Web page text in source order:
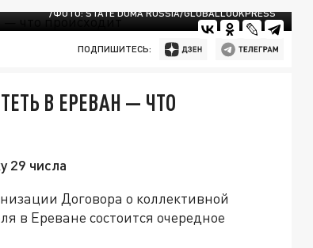
/ФОТО: STATE DUMA RUSSIA/GLOBALLOOKPRESS
ПОДПИШИТЕСЬ:
В ЕРЕВАН — ЧТО
29 числа
Договора о коллективной
в Ереване состоится очередное